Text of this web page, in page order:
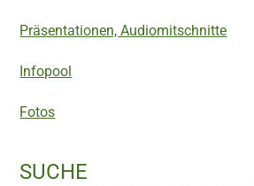
Präsentationen, Audiomitschnitte
Infopool
Fotos
SUCHE